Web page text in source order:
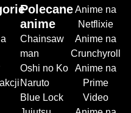
Polecane
anime
Chainsaw
man
Oshi no Ko
Naruto
Blue Lock
Anime na
Netflixie
Anime na
Crunchyroll
Anime na
Prime
Video